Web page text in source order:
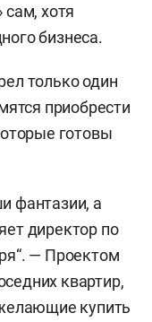
сам, хотя
бизнеса.
только один
приобрести
готовы
фантазии, а
директор по
— Проектом
квартир,
купить